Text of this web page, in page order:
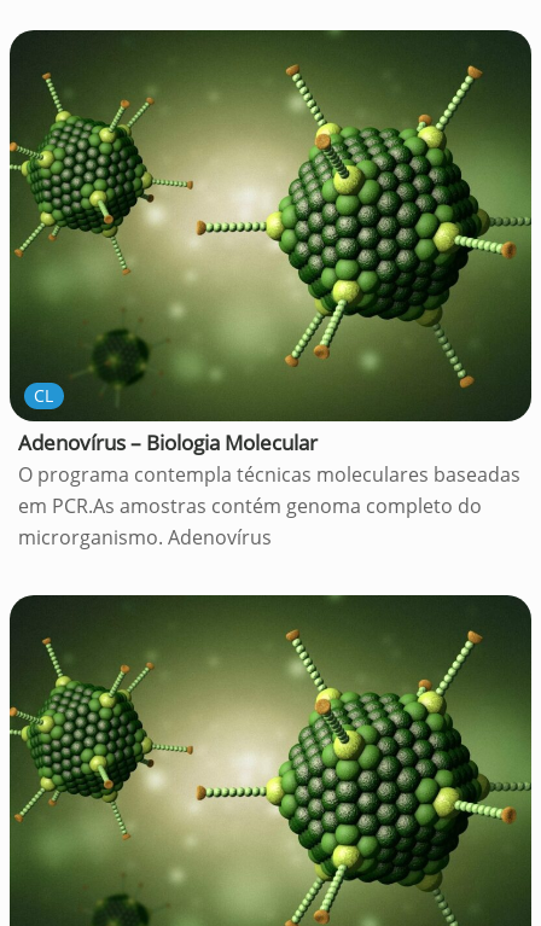
CL
Adenovírus – Biologia Molecular
O programa contempla técnicas moleculares baseadas
em PCR.As amostras contém genoma completo do
microrganismo. Adenovírus